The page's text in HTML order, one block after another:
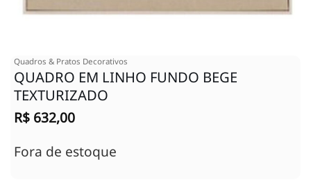
Quadros & Pratos Decorativos
QUADRO EM LINHO FUNDO BEGE
TEXTURIZADO
R$ 632,00
Fora de estoque